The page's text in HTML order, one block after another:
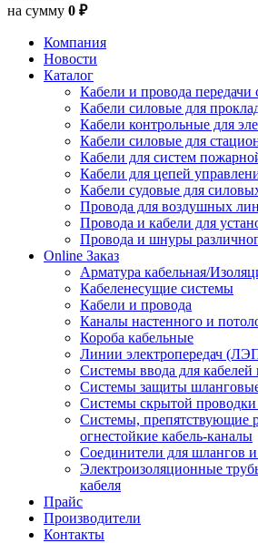
на сумму 0 ₽
Компания
Новости
Каталог
Кабели и провода передачи
Кабели силовые для
Кабели контрольные для
Кабели силовые для
Кабели для систем
Кабели для цепей
Кабели судовые для
Провода для воздушных
Провода и кабели для
Провода и шнуры
Online Заказ
Арматура кабельная/
Кабеленесущие системы
Кабели и провода
Каналы настенного и
Короба кабельные
Линии электропередач
Системы ввода для кабелей
Системы защиты
Системы скрытой
Системы, препятствующие
огнестойкие кабель-каналы
Соединители для шлангов и
Электроизоляционные
кабеля
Прайс
Производители
Контакты